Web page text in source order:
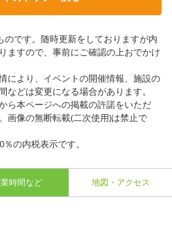
です。随時更新をしておりますが内
ますので、事前にご確認の上おでかけ
により、イベントの開催情報、施設の
どは変更になる場合があります。
ら本ページへの掲載の許諾をいただ
画像の無断転載(二次使用)は禁止で
の内税表示です。
時間など 地図・アクセス